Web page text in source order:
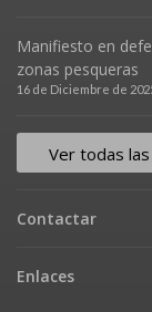
Manifiesto en
zonas pesqueras
16 de Diciembre de
Ver todas
Contactar
Enlaces